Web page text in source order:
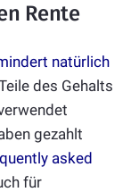
Rente
natürlich
des Gehalts
gezahlt
asked
für